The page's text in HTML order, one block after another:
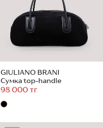
GIULIANO BRANI
Сумка top-handle
98 000 тг